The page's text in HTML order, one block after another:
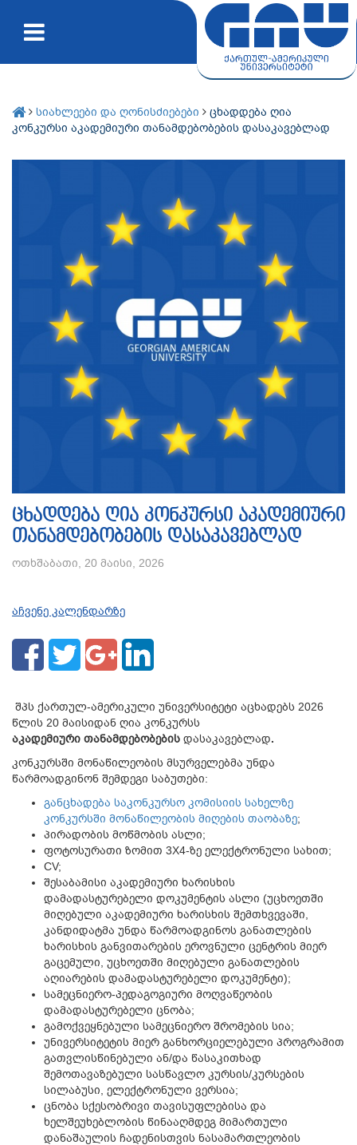
სიახლეები და ღონისძიებები
ცხადდება ღია
კონკურსი აკადემიური თანამდებობების დასაკავებლად
ცხადდება ღია კონკურსი აკადემიური
თანამდებობების დასაკავებლად
ოთხშაბათი, 20 მაისი, 2026
აჩვენე კალენდარზე
შპს ქართულ-ამერიკული უნივერსიტეტი აცხადებს 2026
წლის 20 მაისიდან ღია კონკურსს
აკადემიური თანამდებობების დასაკავებლად.
კონკურსში მონაწილეობის მსურველებმა უნდა
წარმოადგინონ შემდეგი საბუთები:
განცხადება საკონკურსო კომისიის სახელზე
კონკურსში მონაწილეობის მიღების თაობაზე;
პირადობის მოწმობის ასლი;
ფოტოსურათი ზომით 3X4-ზე ელექტრონული სახით;
CV;
შესაბამისი აკადემიური ხარისხის
დამადასტურებელი დოკუმენტის ასლი (უცხოეთში
მიღებული აკადემიური ხარისხის შემთხვევაში,
კანდიდატმა უნდა წარმოადგინოს განათლების
ხარისხის განვითარების ეროვნული ცენტრის მიერ
გაცემული, უცხოეთში მიღებული განათლების
აღიარების დამადასტურებელი დოკუმენტი);
სამეცნიერო-პედაგოგიური მოღვაწეობის
დამადასტურებელი ცნობა;
გამოქვეყნებული სამეცნიერო შრომების სია;
უნივერსიტეტის მიერ განხორციელებული პროგრამით
გათვლისწინებული ან/და წასაკითხად
შემოთავაზებული სასწავლო კურსის/კურსების
სილაბუსი, ელექტრონული ვერსია;
ცნობა სქესობრივი თავისუფლებისა და
ხელშეუხებლობის წინააღმდეგ მიმართული
დანაშაულის ჩადენისთვის ნასამართლეობის